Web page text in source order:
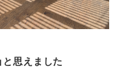
と思えました